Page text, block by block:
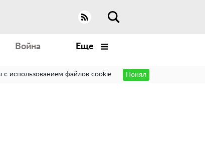
Война Еще
с использованием файлов cookie. Понял